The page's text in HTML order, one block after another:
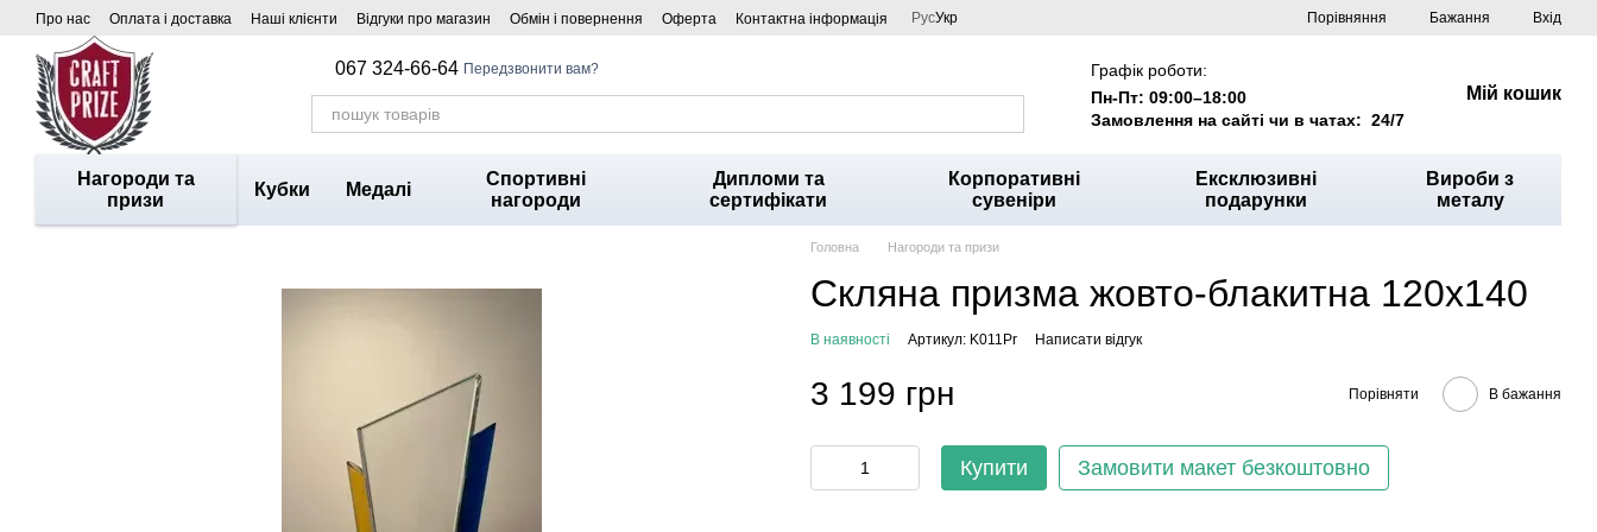
Перейти до основного контенту
Про нас Оплата і доставка Наші клієнти Відгуки про магазин Обмін і повернення Оферта Контактна інформація РусУкр Порівняння Бажання Вхід
067 324-66-64 Передзвонити вам?
Графік роботи:
Пн-Пт: 09:00–18:00
Замовлення на сайті чи в чатах: 24/7
Мій кошик
Нагороди та
призи
Кубки Медалі
Спортивні
нагороди
Дипломи та
сертифікати
Корпоративні
сувеніри
Ексклюзивні
подарунки
Вироби з
металу
Головна Нагороди та призи
Скляна призма жовто-блакитна 120x140
В наявності Артикул: K011Pr Написати відгук
3 199 грн Порівняти В бажання
Купити Замовити макет безкоштовно